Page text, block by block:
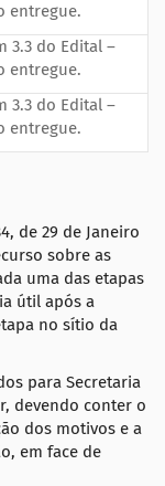
entregue.
3.3 do Edital –
entregue.
3.3 do Edital –
entregue.
de 29 de Janeiro
sobre as
uma das etapas
útil após a
no sítio da
para Secretaria
devendo conter o
dos motivos e a
em face de